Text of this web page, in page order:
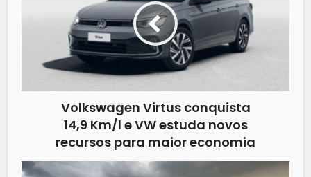
Volkswagen Virtus conquista
14,9 Km/l e VW estuda novos
recursos para maior economia